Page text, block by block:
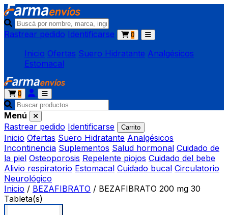
Rastrear pedido Identificarse 0
Inicio Ofertas Suero Hidratante Analgésicos
Estomacal
0
Menú
Rastrear pedido Identificarse Carrito
Inicio Ofertas Suero Hidratante Analgésicos
Incontinencia Suplementos Salud hormonal Cuidado de
la piel Osteoporosis Repelente piojos Cuidado del bebe
Alivio respiratorio Estomacal Cuidado bucal Circulatorio
Neurológico
Inicio / BEZAFIBRATO / BEZAFIBRATO 200 mg 30
Tableta(s)